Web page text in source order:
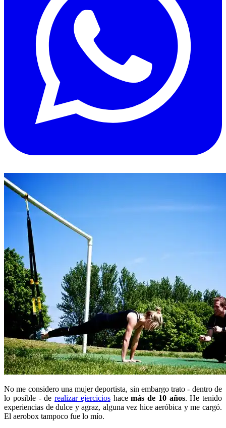
No me considero una mujer deportista, sin embargo trato - dentro de
lo posible - de realizar ejercicioshacemás de 10 años. He tenido
experiencias de dulce y agraz, alguna vez hice aeróbica y me cargó.
El aerobox tampoco fue lo mío.